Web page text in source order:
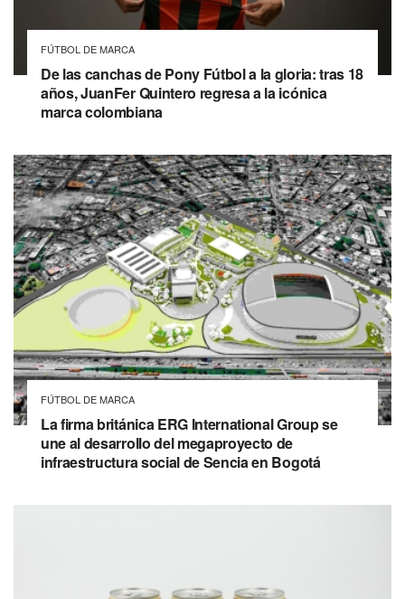
FÚTBOL DE MARCA
De las canchas de Pony Fútbol a la gloria: tras 18
años, JuanFer Quintero regresa a la icónica
marca colombiana
FÚTBOL DE MARCA
La firma británica ERG International Group se
une al desarrollo del megaproyecto de
infraestructura social de Sencia en Bogotá